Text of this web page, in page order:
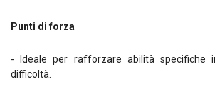
Punti di forza
- Ideale per rafforzare abilità specifiche
difficoltà.